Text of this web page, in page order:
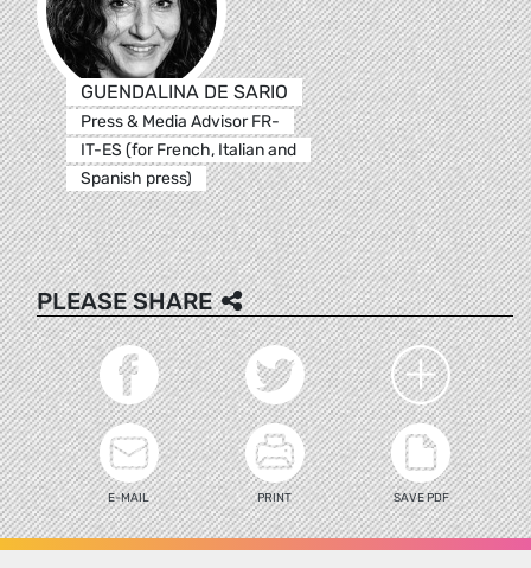
GUENDALINA DE SARIO
Press & Media Advisor FR-
IT-ES (for French, Italian and
Spanish press)
PLEASE SHARE
E-MAIL PRINT SAVE PDF